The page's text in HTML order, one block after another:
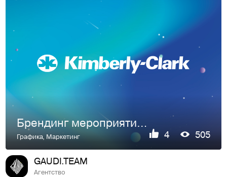
Брендинг мероприятий для «Kimberly-Clark»
Графика,Маркетинг 4 505
GAUDI.TEAM
Агентство